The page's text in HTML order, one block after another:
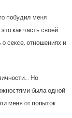
побудил меня
как часть своей
сексе, отношениях и
Но
была одной
меня от попыток